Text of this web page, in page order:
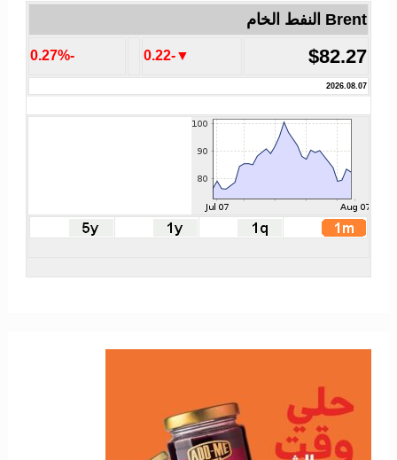
Brent النفط الخام
$82.27
▼-0.22
-0.27%
2026.08.07